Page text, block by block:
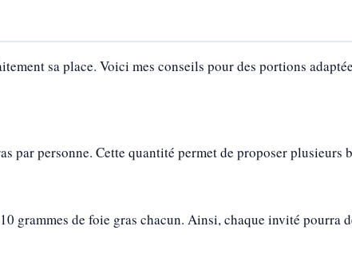
sa place. Voici mes conseils pour des portions
par personne. Cette quantité permet de proposer plusieurs
grammes de foie gras chacun. Ainsi, chaque invité pourra